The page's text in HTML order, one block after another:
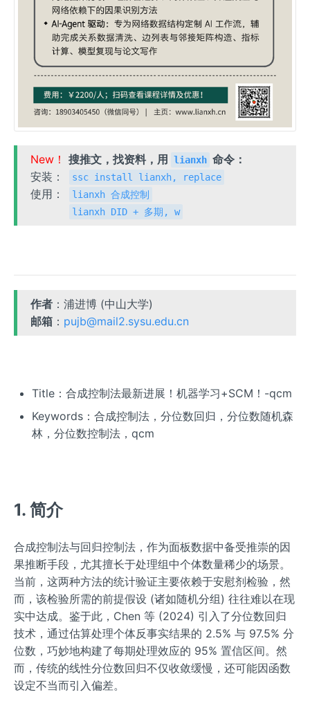
New！ 搜推文，找资料，用 lianxh 命令：
安装：
ssc install lianxh, replace
使用：
lianxh 合成控制
lianxh DID + 多期, w
作者 ：浦进博 (中山大学)
邮箱 ： pujb@mail2.sysu.edu.cn
Title：合成控制法最新进展！机器学习+SCM！-qcm
Keywords：合成控制法，分位数回归，分位数随机森
林，分位数控制法，qcm
1. 简介
合成控制法与回归控制法，作为面板数据中备受推崇的因
果推断手段，尤其擅长于处理组中个体数量稀少的场景。
当前，这两种方法的统计验证主要依赖于安慰剂检验，然
而，该检验所需的前提假设 (诸如随机分组) 往往难以在现
实中达成。鉴于此，Chen 等 (2024) 引入了分位数回归
技术，通过估算处理个体反事实结果的 2.5% 与 97.5% 分
位数，巧妙地构建了每期处理效应的 95% 置信区间。然
而，传统的线性分位数回归不仅收敛缓慢，还可能因函数
设定不当而引入偏差。